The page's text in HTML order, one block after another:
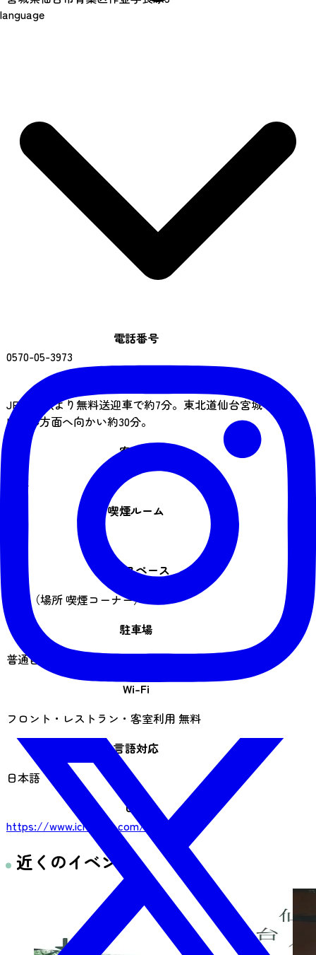
language
電話番号
0570-05-3973
JR作並駅より無料送迎車で約7分。東北道仙台宮城
IC山形方面へ向かい約30分。
客室数
86室
喫煙ルーム
喫煙スペース
あり（場所 喫煙コーナー）
駐車場
普通自動車：80台
Wi-Fi
フロント・レストラン・客室利用 無料
言語対応
日本語
URL
https://www.ichinobo.com/sakunami/
近くのイベント